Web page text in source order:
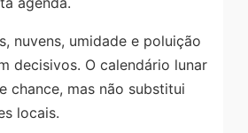
nuvens, umidade e poluição
decisivos. O calendário lunar
chance, mas não substitui
locais.